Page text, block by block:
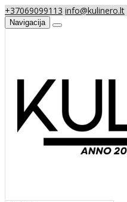
+37069099113 info@kulinero.lt
Navigacija